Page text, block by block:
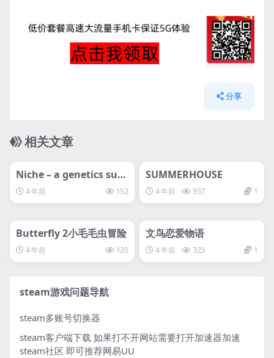
分享
相关文章
Niche – a genetics surv
ival game生态位
4 年前 152
SUMMERHOUSE
4 年前 957 1
svip专属
Butterfly 2小毛毛虫冒险
4 年前 120
文鸟恋爱物语
4 年前 323 1
steam游戏问题导航
steam多账号切换器
steam客户端下载 如果打不开网站需要打开加速器加速
steam社区 即可推荐网易UU